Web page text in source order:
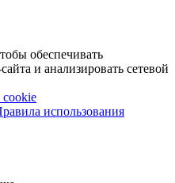
обеспечивать
и анализировать сетевой
cookie
использования